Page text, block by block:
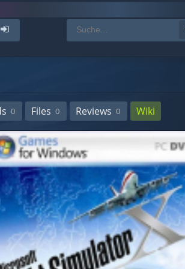
0 Files 0 Reviews 0 Wiki